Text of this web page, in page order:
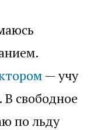
— учу
В свободное
по льду